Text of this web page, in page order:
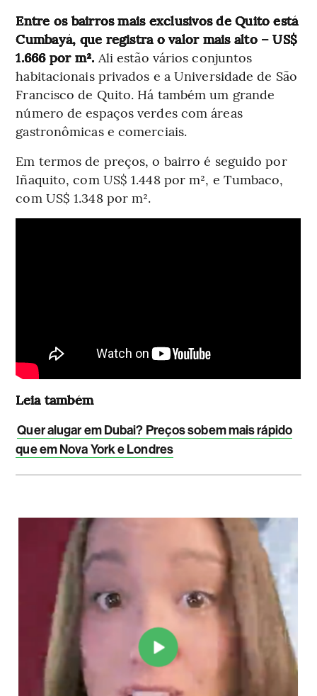
Entre os bairros mais exclusivos de Quito está
Cumbayá, que registra o valor mais alto – US$
1.666 por m². Ali estão vários conjuntos
habitacionais privados e a Universidade de São
Francisco de Quito. Há também um grande
número de espaços verdes com áreas
gastronômicas e comerciais.
Em termos de preços, o bairro é seguido por
Iñaquito, com US$ 1.448 por m², e Tumbaco,
com US$ 1.348 por m².
Leia também
Quer alugar em Dubai? Preços sobem mais rápido
que em Nova York e Londres